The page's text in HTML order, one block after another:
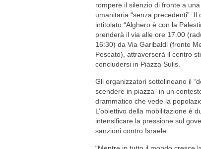
rompere il silenzio di fronte a
umanitaria “senza precedenti”. Il
intitolato “Alghero è con la
prenderà il via alle ore 17.00
16:30) da Via Garibaldi (fronte
Pescato), attraverserà il centro
concludersi in Piazza Sulis.
Gli organizzatori sottolineano il
scendere in piazza” in un
drammatico che vede la
L’obiettivo della mobilitazione è
intensificare la pressione sul
sanzioni contro Israele.